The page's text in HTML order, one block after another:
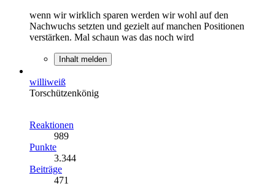
wenn wir wirklich sparen werden wir wohl auf den
Nachwuchs setzten und gezielt auf manchen Positionen
verstärken. Mal schaun was das noch wird
Inhalt melden
williweiß
Torschützenkönig
Reaktionen
989
Punkte
3.344
Beiträge
471